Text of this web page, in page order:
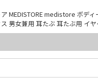
MEDISTORE medistore ボデ
男女兼用 耳たぶ 耳たぶ用 イ